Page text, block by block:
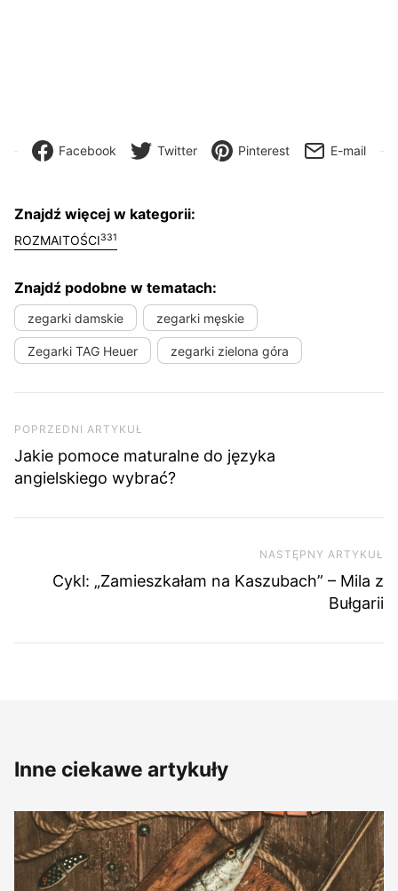
Facebook Twitter Pinterest E-mail
Znajdź więcej w kategorii:
ROZMAITOŚCI331
Znajdź podobne w tematach:
zegarki damskie zegarki męskie
Zegarki TAG Heuer zegarki zielona góra
Poprzedni artykuł
POPRZEDNI ARTYKUŁ
Jakie pomoce maturalne do języka
angielskiego wybrać?
NASTĘPNY ARTYKUŁ
Cykl: „Zamieszkałam na Kaszubach” – Mila z
Bułgarii
Inne ciekawe artykuły